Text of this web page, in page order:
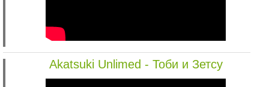
Akatsuki Unlimed - Тоби и Зетсу